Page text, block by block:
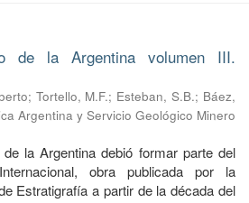
de la Argentina volumen III.
; Tortello, M.F.; Esteban, S.B.; Báez,
Argentina y Servicio Geológico Minero
la Argentina debió formar parte del
obra publicada por la
Estratigrafía a partir de la década del